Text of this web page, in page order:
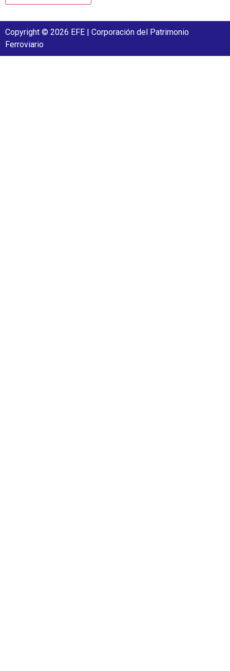
Copyright © 2026 EFE | Corporación del Patrimonio
Ferroviario